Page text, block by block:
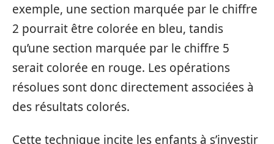
exemple, une section marquée par le chiffre
2 pourrait être colorée en bleu, tandis
qu’une section marquée par le chiffre 5
serait colorée en rouge. Les opérations
résolues sont donc directement associées à
des résultats colorés.
Cette technique incite les enfants à s’investir